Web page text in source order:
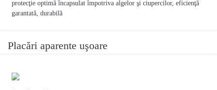
protecţie optimă încapsulat împotriva algelor şi ciupercilor, eficienţă
garantată, durabilă
Placări aparente uşoare